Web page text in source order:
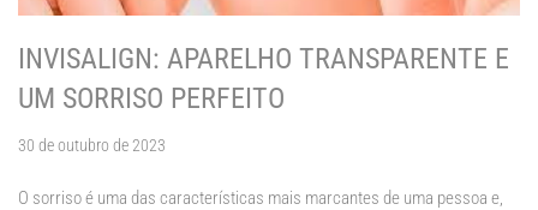
INVISALIGN: APARELHO TRANSPARENTE E
UM SORRISO PERFEITO
30 de outubro de 2023
O sorriso é uma das características mais marcantes de uma pessoa e,